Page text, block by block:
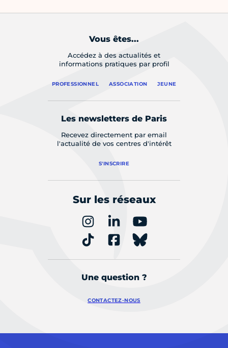
Vous êtes...
Accédez à des actualités et
informations pratiques par profil
PROFESSIONNEL ASSOCIATION JEUNE
Les newsletters de Paris
Recevez directement par email
l'actualité de vos centres d'intérêt
S'INSCRIRE
Sur les réseaux
Une question ?
CONTACTEZ-NOUS